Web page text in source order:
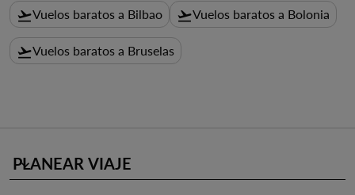
flight_takeoffVuelos baratos a Bilbao flight_takeoffVuelos baratos a Bolonia
flight_takeoffVuelos baratos a Bruselas
PLANEAR VIAJE
keyboard_arrow_down